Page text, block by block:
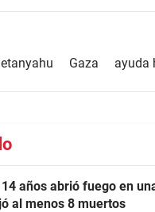
Gaza ayuda
años abrió fuego en
al menos 8 muertos